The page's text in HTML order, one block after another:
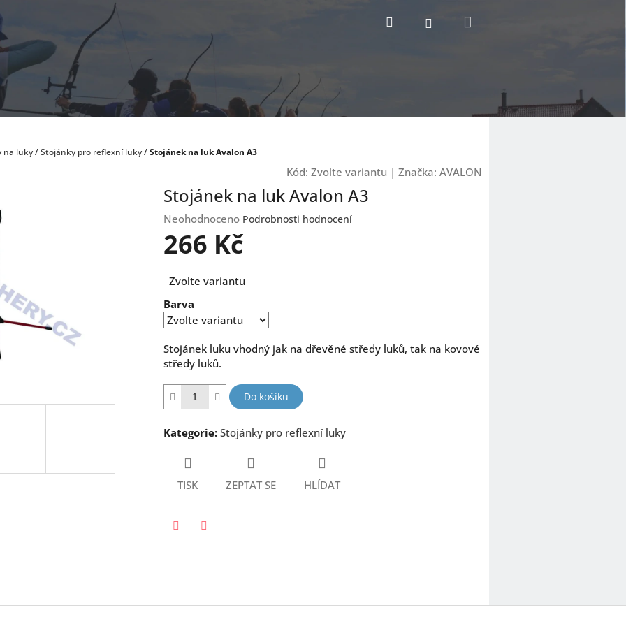
Hledat Přihlášení
na luky/Stojánky pro reflexní luky/Stojánek na luk Avalon A3
Kód: Zvolte variantu | Značka: AVALON
Stojánek na luk Avalon A3
Průměrné
hodnocení
produktu
0,0
5
hvězdiček.
Neohodnoceno Podrobnosti hodnocení
266 Kč
cena:
Zvolte variantu
Barva
Stojánek luku vhodný jak na dřevěné středy luků, tak na kovové
středy luků.
Do košíku
Kategorie: Stojánky pro reflexní luky
TISK ZEPTAT SE HLÍDAT